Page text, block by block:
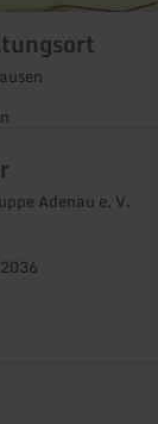
Adenau e. V.